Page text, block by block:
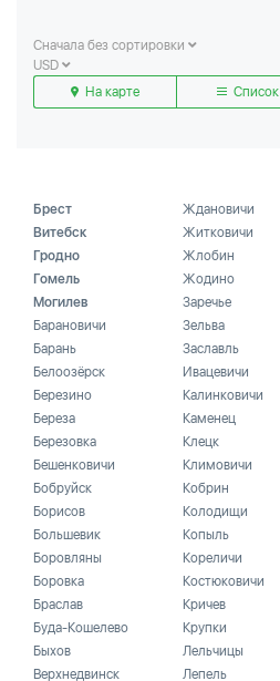
Сначала без сортировки
USD
На карте
Список
Брест
Витебск
Гродно
Гомель
Могилев
Барановичи
Барань
Белоозёрск
Березино
Береза
Березовка
Бешенковичи
Бобруйск
Борисов
Большевик
Боровляны
Боровка
Браслав
Буда-Кошелево
Быхов
Верхнедвинск
Ждановичи
Житковичи
Жлобин
Жодино
Заречье
Зельва
Заславль
Ивацевичи
Калинковичи
Каменец
Клецк
Климовичи
Кобрин
Колодищи
Копыль
Кореличи
Костюковичи
Кричев
Крупки
Лельчицы
Лепель